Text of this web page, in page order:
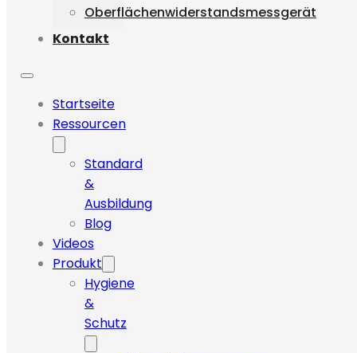
Oberflächenwiderstandsmessgerät
Kontakt
Startseite
Ressourcen
Standard
&
Ausbildung
Blog
Videos
Produkt
Hygiene
&
Schutz